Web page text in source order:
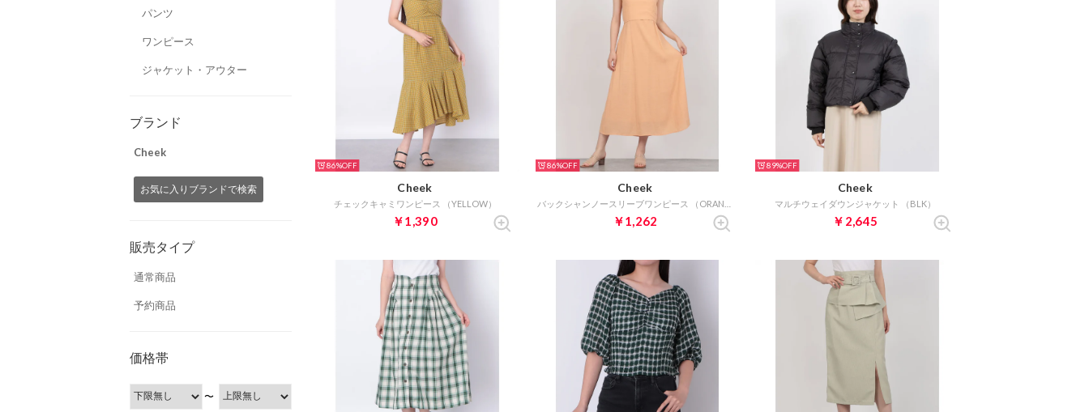
パンツ
ワンピース
ジャケット・アウター
ブランド
Cheek
お気に入りブランドで検索
販売タイプ
通常商品
予約商品
価格帯
〜
86%
Cheek
チェックキャミワンピース （YELLOW）
￥1,390
86%
Cheek
￥1,262
89%
Cheek
マルチウェイダウンジャケット （BLK）
￥2,645